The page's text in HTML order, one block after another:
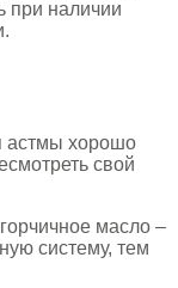
при наличии
астмы хорошо
свой
масло –
систему, тем